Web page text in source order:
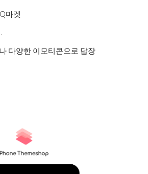
마켓
다양한 이모티콘으로 답장